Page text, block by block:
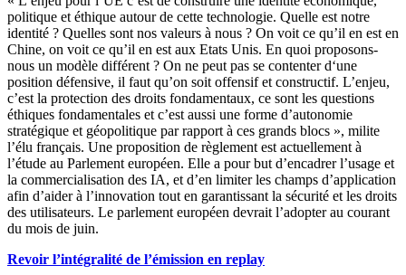
politique et éthique autour de cette technologie. Quelle est notre
identité ? Quelles sont nos valeurs à nous ? On voit ce qu’il en est en
Chine, on voit ce qu’il en est aux Etats Unis. En quoi proposons-
nous un modèle différent ? On ne peut pas se contenter d‘une
position défensive, il faut qu’on soit offensif et constructif. L’enjeu,
c’est la protection des droits fondamentaux, ce sont les questions
éthiques fondamentales et c’est aussi une forme d’autonomie
stratégique et géopolitique par rapport à ces grands blocs », milite
l’élu français. Une proposition de règlement est actuellement à
l’étude au Parlement européen. Elle a pour but d’encadrer l’usage et
la commercialisation des IA, et d’en limiter les champs d’application
afin d’aider à l’innovation tout en garantissant la sécurité et les droits
des utilisateurs. Le parlement européen devrait l’adopter au courant
du mois de juin.
Revoir l’intégralité de l’émission en replay